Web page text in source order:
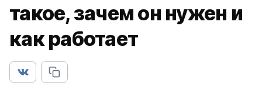
такое, зачем он нужен и
как работает